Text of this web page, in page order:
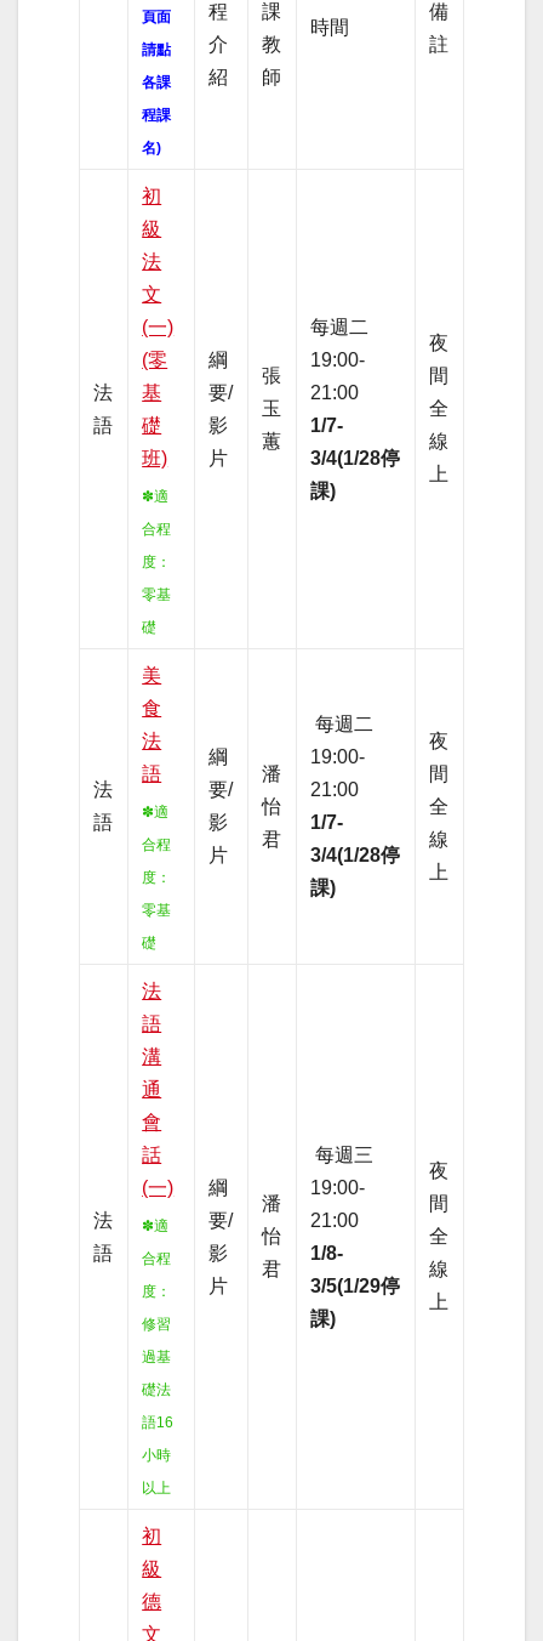
頁面
請點
各課
程課
名)
程
介
紹
課
教
師
時間
備
註
法
語
初
級
法
文
(一)
(零
基
礎
班)
✽適
合程
度 ：
零基
礎
綱
要/
影
片
張
玉
蕙
每週二
19:00-
21:00
1/7-
3/4(1/28停
課)
夜
間
全
線
上
法
語
美
食
法
語
✽適
合程
度：
零基
礎
綱
要/
影
片
潘
怡
君
每週二
19:00-
21:00
1/7-
3/4(1/28停
課)
夜
間
全
線
上
法
語
法
語
溝
通
會
話
(一)
✽適
合程
度 ：
修習
過基
礎法
語16
小時
以上
綱
要/
影
片
潘
怡
君
每週三
19:00-
21:00
1/8-
3/5(1/29停
課)
夜
間
全
線
上
初
級
德
文